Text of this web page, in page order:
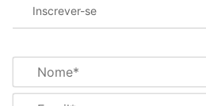
Inscrever-se